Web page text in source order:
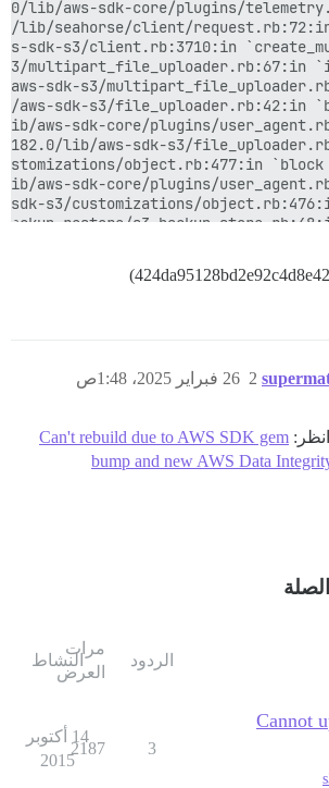
26 فبراير 2025، 1:48ص 2
Can't rebuild due to AWS SDK gem
bump and new AWS Data
الردود
مرات
العرض
النشاط
Cannot
3
2187
14 أكتوبر
2015